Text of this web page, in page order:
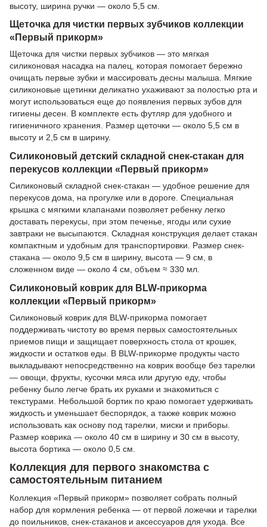
высоту, ширина ручки — около 5,5 см.
Щеточка для чистки первых зубчиков коллекции
«Первый прикорм»
Щеточка для чистки первых зубчиков — это мягкая
силиконовая насадка на палец, которая помогает бережно
очищать первые зубки и массировать десны малыша. Мягкие
силиконовые щетинки деликатно ухаживают за полостью рта и
могут использоваться еще до появления первых зубов для
гигиены десен. В комплекте есть футляр для удобного и
гигиеничного хранения. Размер щеточки — около 5,5 см в
высоту и 2,5 см в ширину.
Силиконовый детский складной снек-стакан для
перекусов коллекции «Первый прикорм»
Силиконовый складной снек-стакан — удобное решение для
перекусов дома, на прогулке или в дороге. Специальная
крышка с мягкими клапанами позволяет ребенку легко
доставать перекусы, при этом печенье, ягоды или сухие
завтраки не высыпаются. Складная конструкция делает стакан
компактным и удобным для транспортировки. Размер снек-
стакана — около 9,5 см в ширину, высота — 9 см, в
сложенном виде — около 4 см, объем ≈ 330 мл.
Силиконовый коврик для BLW-прикорма
коллекции «Первый прикорм»
Силиконовый коврик для BLW-прикорма помогает
поддерживать чистоту во время первых самостоятельных
приемов пищи и защищает поверхность стола от крошек,
жидкости и остатков еды. В BLW-прикорме продукты часто
выкладывают непосредственно на коврик вообще без тарелки
— овощи, фрукты, кусочки мяса или другую еду, чтобы
ребенку было легче брать их руками и знакомиться с
текстурами. Небольшой бортик по краю помогает удерживать
жидкость и уменьшает беспорядок, а также коврик можно
использовать как основу под тарелки, миски и приборы.
Размер коврика — около 40 см в ширину и 30 см в высоту,
высота бортика — около 0,5 см.
Коллекция для первого знакомства с
самостоятельным питанием
Коллекция «Первый прикорм» позволяет собрать полный
набор для кормления ребенка — от первой ложечки и тарелки
до поильников, снек-стаканов и аксессуаров для ухода. Все